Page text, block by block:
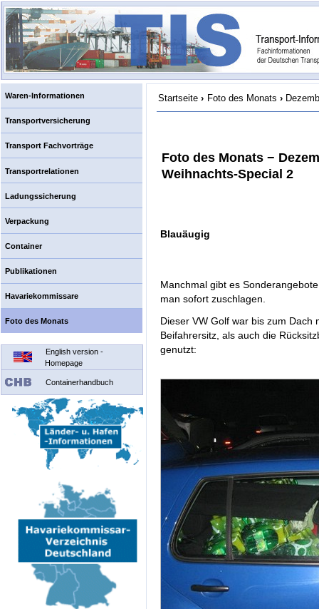
Waren-Informationen
Transportversicherung
Transport Fachvorträge
Transportrelationen
Ladungssicherung
Verpackung
Container
Publikationen
Havariekommissare
Foto des Monats
English version -
Homepage
Containerhandbuch
Startseite › Foto des Monats ›
Foto des Monats −
Weihnachts-Special 2
Blauäugig
Manchmal gibt es
man sofort zuschlagen.
Dieser VW Golf war bis zum Dach
Beifahrersitz, als auch die
genutzt: